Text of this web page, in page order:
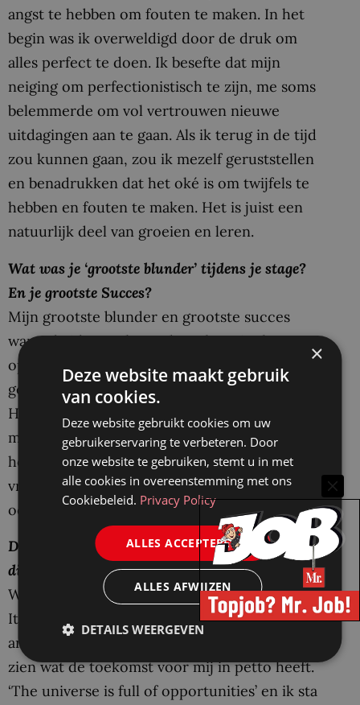
angst te hebben om fouten te maken. In het
begin was ik overweldigd door de druk om
alles perfect te doen. Ik besefte dat mijn
neiging om perfectionistisch te zijn, me soms
belemmerde om vol vertrouwen nieuwe
uitdagingen aan te gaan. Als ik terug in de tijd
zou kunnen gaan, zou ik mezelf geruststellen
en benadrukken dat het oké is om twijfels te
hebben en fouten te maken. Het is juist een
natuurlijk deel van groeien en leren.
Wat was je ‘grootste blunder’ tijdens je stage?
En je grootste Succes?
Mijn grootste blunder en grootste succes
waren beide gerelateerd aan het niet kunnen
oplossen van een zaak. Hieruit heb ik veel
geleerd, zowel inhoudelijk als persoonlijk.
Het vermogen om niet alleen met successen,
maar ook met blunders om te gaan, is wat mij
heeft gevormd. Daarnaast heb ik waardevolle
vriendschappen opgebouwd, wat voor mij
ook als een groot succes voelt.
Denk je op grond van je stage verder te gaan in
dit beroep?
Wie weet. Ik wil eerst mijn avontuur naar
Italië aangaan en de minor Climate Justice
and Food and Art Policy volgen. Daarna zal ik
zien wat de toekomst voor mij in petto heeft.
‘The universe is full of opportunities’ en ik sta
×
Deze website maakt gebruik
van cookies.
Deze website gebruikt cookies om uw
gebruikerservaring te verbeteren. Door
onze website te gebruiken, stemt u in met
alle cookies in overeenstemming met ons
Cookiebeleid. Privacy Policy
ALLES ACCEPTEREN
ALLES AFWIJZEN
DETAILS WEERGEVEN